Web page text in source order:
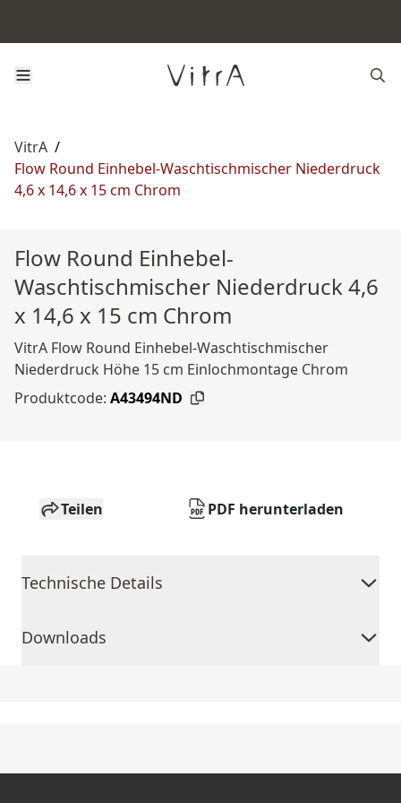
VitrA /
Flow Round Einhebel-Waschtischmischer Niederdruck
4,6 x 14,6 x 15 cm Chrom
Flow Round Einhebel-
Waschtischmischer Niederdruck 4,6
x 14,6 x 15 cm Chrom
VitrA Flow Round Einhebel-Waschtischmischer
Niederdruck Höhe 15 cm Einlochmontage Chrom
Produktcode: A43494ND
Teilen PDF herunterladen
Technische Details
Downloads